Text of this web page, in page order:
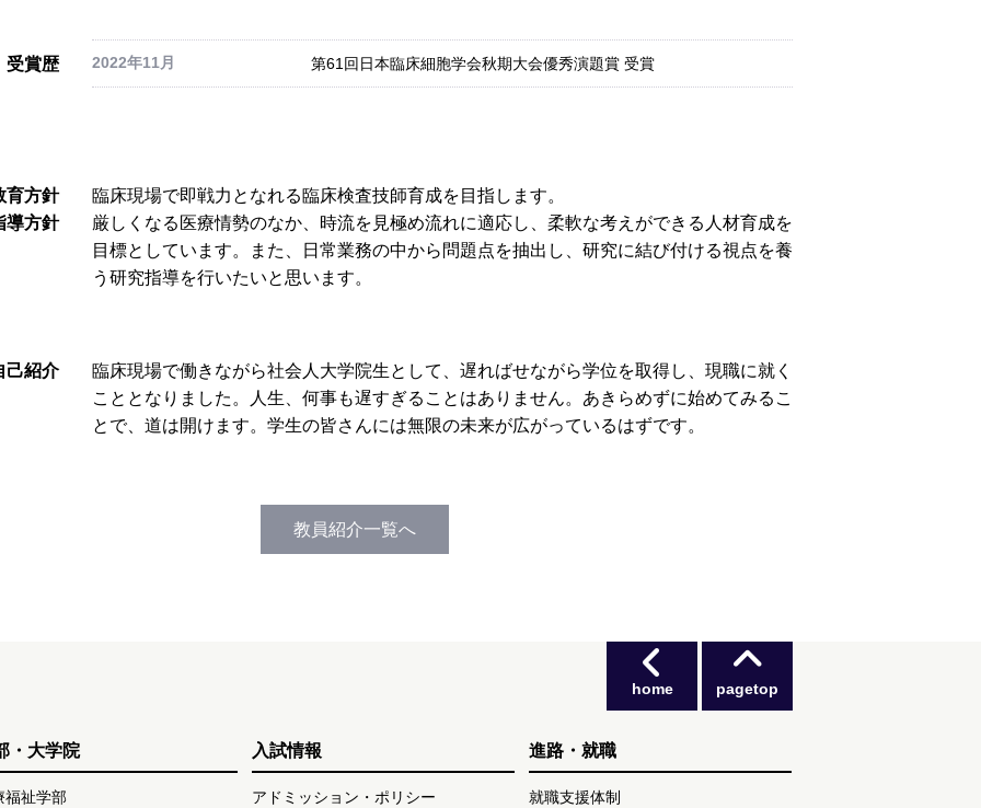
受賞歴 2022年11月 第61回日本臨床細胞学会秋期大会優秀演題賞 受賞
育方針
導方針
臨床現場で即戦力となれる臨床検査技師育成を目指します。
厳しくなる医療情勢のなか、時流を見極め流れに適応し、柔軟な考えができる人材育成を
目標としています。また、日常業務の中から問題点を抽出し、研究に結び付ける視点を養
う研究指導を行いたいと思います。
己紹介
臨床現場で働きながら社会人大学院生として、遅ればせながら学位を取得し、現職に就く
こととなりました。人生、何事も遅すぎることはありません。あきらめずに始めてみるこ
とで、道は開けます。学生の皆さんには無限の未来が広がっているはずです。
教員紹介一覧へ
pagetop
home
・大学院
福祉学部
入試情報
アドミッション・ポリシー
進路・就職
就職支援体制